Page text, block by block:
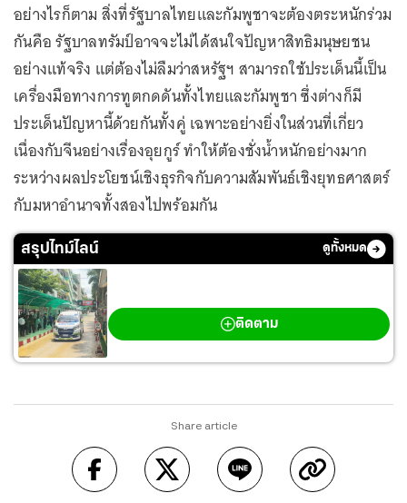
อย่างไรก็ตาม สิ่งที่รัฐบาลไทยและกัมพูชาจะต้องตระหนักร่วม
กันคือ รัฐบาลทรัมป์อาจจะไม่ได้สนใจปัญหาสิทธิมนุษยชน
อย่างแท้จริง แต่ต้องไม่ลืมว่าสหรัฐฯ สามารถใช้ประเด็นนี้เป็น
เครื่องมือทางการทูตกดดันทั้งไทยและกัมพูชา ซึ่งต่างก็มี
ประเด็นปัญหานี้ด้วยกันทั้งคู่ เฉพาะอย่างยิ่งในส่วนที่เกี่ยว
เนื่องกับจีนอย่างเรื่องอุยกูร์ ทำให้ต้องชั่งน้ำหนักอย่างมาก
ระหว่างผลประโยชน์เชิงธุรกิจกับความสัมพันธ์เชิงยุทธศาสตร์
กับมหาอำนาจทั้งสองไปพร้อมกัน
สรุปไทม์ไลน์ ดูทั้งหมด
ติดตาม
Share article